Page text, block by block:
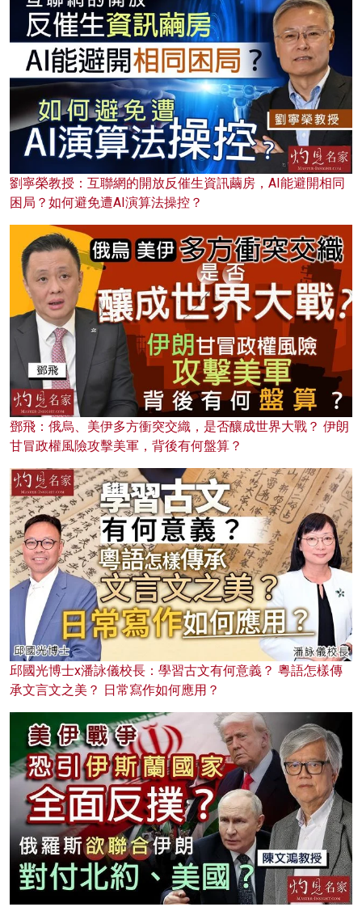
劉寧榮教授：互聯網的開放反催生資訊繭房，AI能避開相同
困局？如何避免遭AI演算法操控？
鄧飛：俄烏、美伊多方衝突交織，是否釀成世界大戰？ 伊朗
甘冒政權風險攻擊美軍，背後有何盤算？
邱國光博士x潘詠儀校長：學習古文有何意義？ 粵語怎樣傳
承文言文之美？ 日常寫作如何應用？